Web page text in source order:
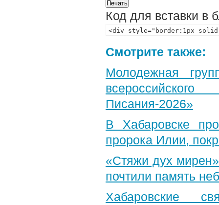
Код для вставки в
Смотрите также:
Молодежная
Писания-2026»
В Хабаровске
пророка Илии,
«Стяжи дух
почтили память
Хабаровские